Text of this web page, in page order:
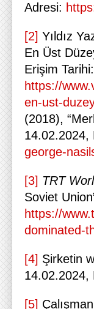
Adresi:
[2] Yıldız
En Üst
Erişim
https://
en-ust-
(2018),
14.02.2024,
george-
[3] TRT
Soviet
https://
dominated-
[4] Şirketin
14.02.2024,
[5]